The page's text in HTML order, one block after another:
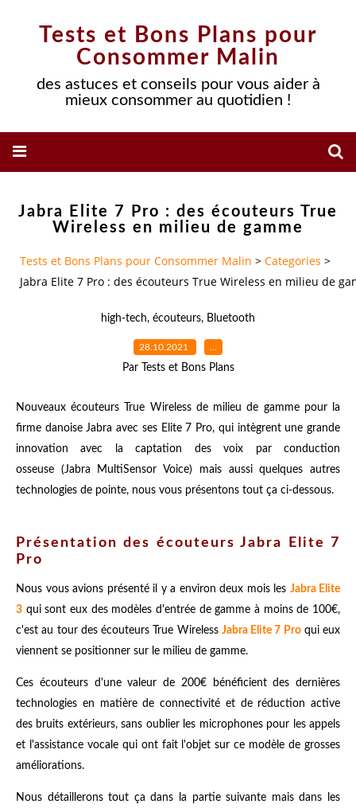
Tests et Bons Plans pour
Consommer Malin
des astuces et conseils pour vous aider à
mieux consommer au quotidien !
Jabra Elite 7 Pro : des écouteurs True
Wireless en milieu de gamme
Tests et Bons Plans pour Consommer Malin > Categories >
Jabra Elite 7 Pro : des écouteurs True Wireless en milieu de
high-tech, écouteurs, Bluetooth
28.10.2021 …
Par Tests et Bons Plans
Nouveaux écouteurs True Wireless de milieu de gamme pour la
firme danoise Jabra avec ses Elite 7 Pro, qui intègrent une grande
innovation avec la captation des voix par conduction
osseuse (Jabra MultiSensor Voice) mais aussi quelques autres
technologies de pointe, nous vous présentons tout ça ci-dessous.
Présentation des écouteurs Jabra Elite 7
Pro
Nous vous avions présenté il y a environ deux mois les Jabra Elite
3 qui sont eux des modèles d'entrée de gamme à moins de 100€,
c'est au tour des écouteurs True Wireless Jabra Elite 7 Proqui eux
viennent se positionner sur le milieu de gamme.
Ces écouteurs d'une valeur de 200€ bénéficient des dernières
technologies en matière de connectivité et de réduction active
des bruits extérieurs, sans oublier les microphones pour les appels
et l'assistance vocale qui ont fait l'objet sur ce modèle de grosses
améliorations.
Nous détaillerons tout ça dans la partie suivante mais dans les